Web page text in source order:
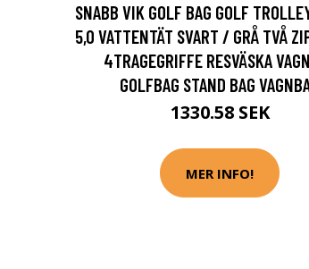
SNABB VIK GOLF BAG GOLF
5,0 VATTENTÄT SVART / GRÅ TVÅ
4TRAGEGRIFFE RESVÄSKA
GOLFBAG STAND BAG
1330.58 SEK
MER INFO!